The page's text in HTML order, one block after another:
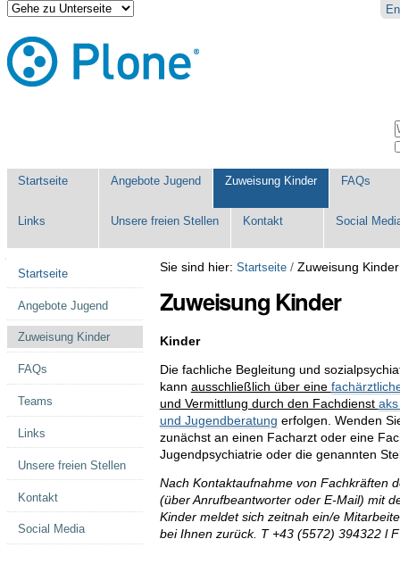
Direkt
zum
Inhalt
|
Direkt
zur
Benutzerspezifische
Werkzeuge
Startseite Angebote Jugend Zuweisung Kinder FAQs
Links Unsere freien Stellen Kontakt Social
Sie sind hier: Startseite / Zuweisung Kinder
Zuweisung Kinder
Kinder
Die fachliche Begleitung und
kann ausschließlich über eine
und Vermittlung durch den Fachdienst
und Jugendberatung erfolgen. Wenden
zunächst an einen Facharzt oder eine
Jugendpsychiatrie oder die genannten
Nach Kontaktaufnahme von Fachkräften
(über Anrufbeantworter oder E-Mail) mit
Kinder meldet sich zeitnah ein/e
bei Ihnen zurück. T +43 (5572) 394322 l
Startseite
Angebote Jugend
Zuweisung Kinder
FAQs
Teams
Links
Unsere freien Stellen
Kontakt
Social Media